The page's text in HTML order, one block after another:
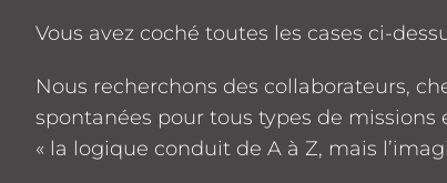
Vous avez coché toutes les cases ci-
Nous recherchons des collaborateurs,
spontanées pour tous types de missions
« la logique conduit de A à Z, mais